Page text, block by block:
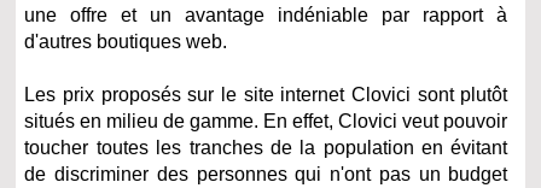
une offre et un avantage indéniable par rapport à
d'autres boutiques web.
Les prix proposés sur le site internet Clovici sont plutôt
situés en milieu de gamme. En effet, Clovici veut pouvoir
toucher toutes les tranches de la population en évitant
de discriminer des personnes qui n'ont pas un budget